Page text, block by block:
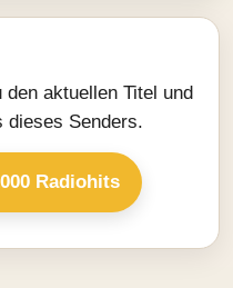
aktuellen Titel und
dieses Senders.
Radiohits